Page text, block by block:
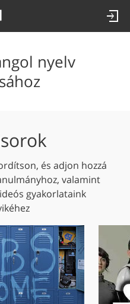
nyelv
és adjon hozzá
valamint
gyakorlataink